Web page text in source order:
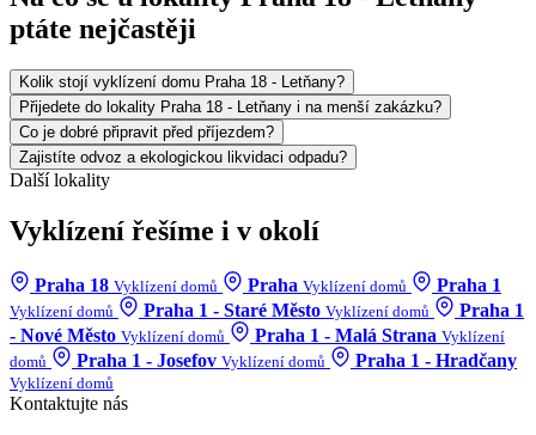
ptáte nejčastěji
Kolik stojí vyklízení domu Praha 18 - Letňany?
Přijedete do lokality Praha 18 - Letňany i na menší zakázku?
Co je dobré připravit před příjezdem?
Zajistíte odvoz a ekologickou likvidaci odpadu?
Další lokality
Vyklízení řešíme i v okolí
Praha 18 Vyklízení domů Praha Vyklízení domů Praha 1
Vyklízení domů Praha 1 - Staré Město Vyklízení domů
Praha 1
- Nové Město Vyklízení domů Praha 1 - Malá Strana Vyklízení
domů
Praha 1 - Josefov Vyklízení domů Praha 1 - Hradčany
Vyklízení domů
Kontaktujte nás